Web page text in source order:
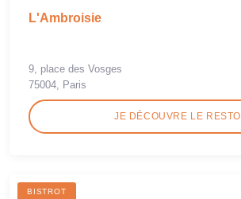
L'Ambroisie
9, place des Vosges
75004, Paris
JE DÉCOUVRE LE RESTO
BISTROT